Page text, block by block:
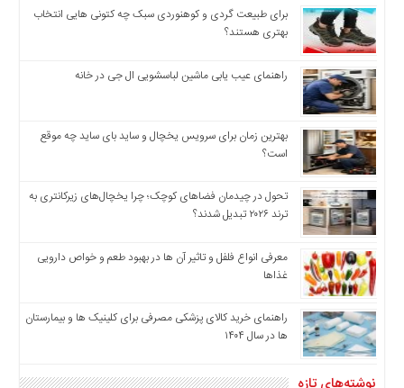
برای طبیعت گردی و کوهنوردی سبک چه کتونی هایی انتخاب
بهتری هستند؟
راهنمای عیب یابی ماشین لباسشویی ال جی در خانه
بهترین زمان برای سرویس یخچال و ساید بای ساید چه موقع
است؟
تحول در چیدمان فضاهای کوچک؛ چرا یخچال‌های زیرکانتری به
ترند ۲۰۲۶ تبدیل شدند؟
معرفی انواع فلفل و تاثیر آن ‌ها در بهبود طعم و خواص دارویی
غذاها
راهنمای خرید کالای پزشکی مصرفی برای کلینیک ها و بیمارستان
ها در سال ۱۴۰۴